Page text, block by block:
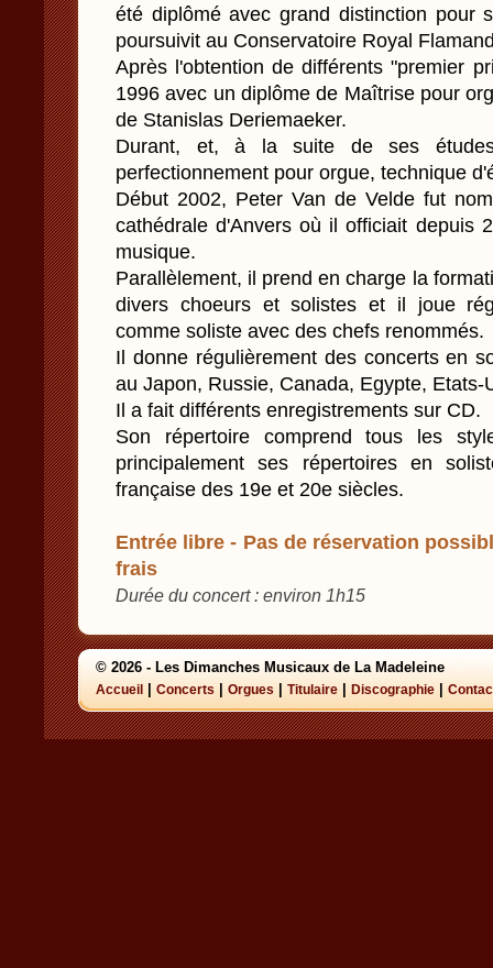
été diplômé avec grand distinction pour
poursuivit au Conservatoire Royal
Après l'obtention de différents "premier
1996 avec un diplôme de Maîtrise pour
de Stanislas Deriemaeker.
Durant, et, à la suite de ses
perfectionnement pour orgue, technique
Début 2002, Peter Van de Velde fut
cathédrale d'Anvers où il officiait depuis
musique.
Parallèlement, il prend en charge la
divers choeurs et solistes et il joue
comme soliste avec des chefs renommés.
Il donne régulièrement des concerts en
au Japon, Russie, Canada, Egypte,
Il a fait différents enregistrements sur CD.
Son répertoire comprend tous les
principalement ses répertoires en
française des 19e et 20e siècles.
Entrée libre - Pas de réservation
frais
Durée du concert : environ 1h15
© 2026 - Les Dimanches Musicaux de La Madeleine
Accueil Concerts Orgues Titulaire Discographie